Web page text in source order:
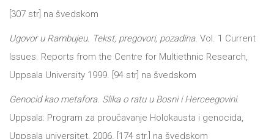
[307 str] na švedskom
Ugovor u Rambujeu. Tekst, pregovori, pozadina. Vol. 1 Current
Issues. Reports from the Centre for Multiethnic Research,
Uppsala University 1999. [94 str] na švedskom
Genocid kao metafora. Slika o ratu u Bosni i Herceegovini.
Uppsala: Program za proučavanje Holokausta i genocida,
Uppsala universitet, 2006. [174 str.] na švedskom